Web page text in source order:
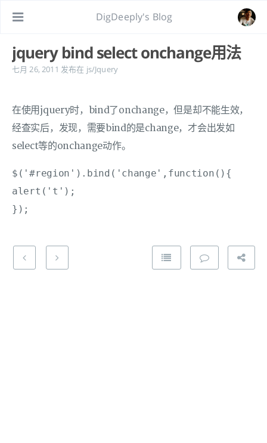
DigDeeply's Blog
jquery bind select onchange用法
七月 26, 2011 发布在 js/Jquery
在使用jquery时，bind了onchange，但是却不能生效，
经查实后，发现，需要bind的是change，才会出发如
select等的onchange动作。
$('#region').bind('change',function(){
alert('t');